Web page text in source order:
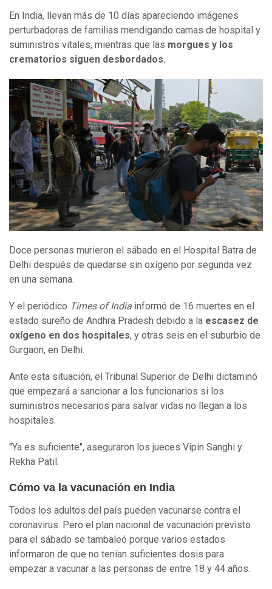
En India, llevan más de 10 días apareciendo imágenes
perturbadoras de familias mendigando camas de hospital y
suministros vitales, mientras que las morgues y los
crematorios siguen desbordados.
Doce personas murieron el sábado en el Hospital Batra de
Delhi después de quedarse sin oxígeno por segunda vez
en una semana.
Y el periódico Times of India informó de 16 muertes en el
estado sureño de Andhra Pradesh debido a la escasez de
oxígeno en dos hospitales, y otras seis en el suburbio de
Gurgaon, en Delhi.
Ante esta situación, el Tribunal Superior de Delhi dictaminó
que empezará a sancionar a los funcionarios si los
suministros necesarios para salvar vidas no llegan a los
hospitales.
"Ya es suficiente", aseguraron los jueces Vipin Sanghi y
Rekha Patil.
Cómo va la vacunación en India
Todos los adultos del país pueden vacunarse contra el
coronavirus. Pero el plan nacional de vacunación previsto
para el sábado se tambaleó porque varios estados
informaron de que no tenían suficientes dosis para
empezar a vacunar a las personas de entre 18 y 44 años.